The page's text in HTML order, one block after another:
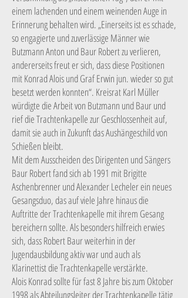
einem lachenden und einem weinenden Auge in
Erinnerung behalten wird. „Einerseits ist es schade,
so engagierte und zuverlässige Männer wie
Butzmann Anton und Baur Robert zu verlieren,
andererseits freut er sich, dass diese Positionen
mit Konrad Alois und Graf Erwin jun. wieder so gut
besetzt werden konnten“. Kreisrat Karl Müller
würdigte die Arbeit von Butzmann und Baur und
rief die Trachtenkapelle zur Geschlossenheit auf,
damit sie auch in Zukunft das Aushängeschild von
Schießen bleibt.
Mit dem Ausscheiden des Dirigenten und Sängers
Baur Robert fand sich ab 1991 mit Brigitte
Aschenbrenner und Alexander Lecheler ein neues
Gesangsduo, das auf viele Jahre hinaus die
Auftritte der Trachtenkapelle mit ihrem Gesang
bereichern sollte. Als besonders hilfreich erwies
sich, dass Robert Baur weiterhin in der
Jugendausbildung aktiv war und auch als
Klarinettist die Trachtenkapelle verstärkte.
Alois Konrad sollte für fast 8 Jahre bis zum Oktober
1998 als Abteilungsleiter der Trachtenkapelle tätig